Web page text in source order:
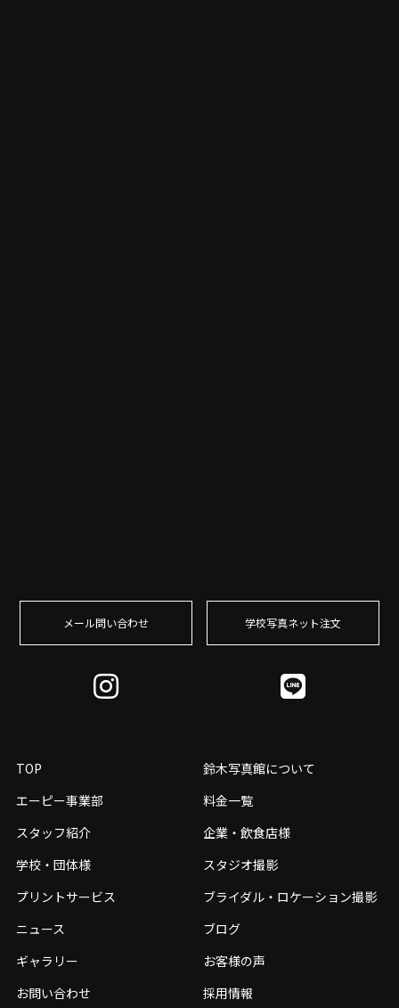
メール問い合わせ 学校写真ネット注⽂
TOP
鈴木写真館について
エーピー事業部
料金一覧
スタッフ紹介
企業・飲食店様
学校・団体様
スタジオ撮影
プリントサービス
ブライダル・ロケーション撮影
ニュース
ブログ
ギャラリー
お客様の声
お問い合わせ
採用情報